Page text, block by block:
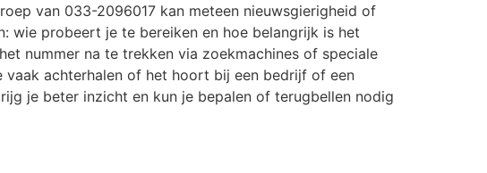
van 033-2096017 kan meteen nieuwsgierigheid of
wie probeert je te bereiken en hoe belangrijk is het
nummer na te trekken via zoekmachines of speciale
vaak achterhalen of het hoort bij een bedrijf of een
je beter inzicht en kun je bepalen of terugbellen nodig